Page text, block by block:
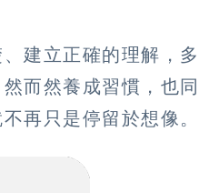
建立正確的理解，多
而然養成習慣，也同
再只是停留於想像。